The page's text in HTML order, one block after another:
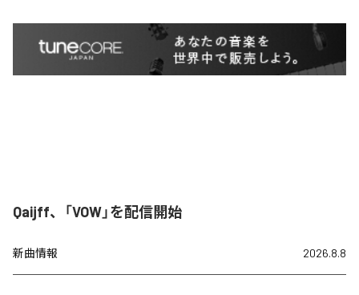
Qaijff、「VOW」を配信開始
新曲情報 2026.8.8